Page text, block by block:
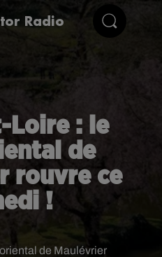
Radio
Loire : le
de
rouvre ce
!
de Maulévrier